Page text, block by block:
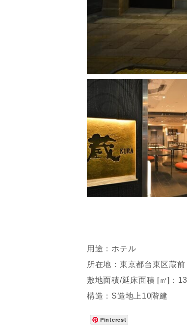
用途：ホテル
所在地：東京都台東区蔵前
敷地面積/延床面積 [㎡]：
構造：S造地上10階建
Pinterest